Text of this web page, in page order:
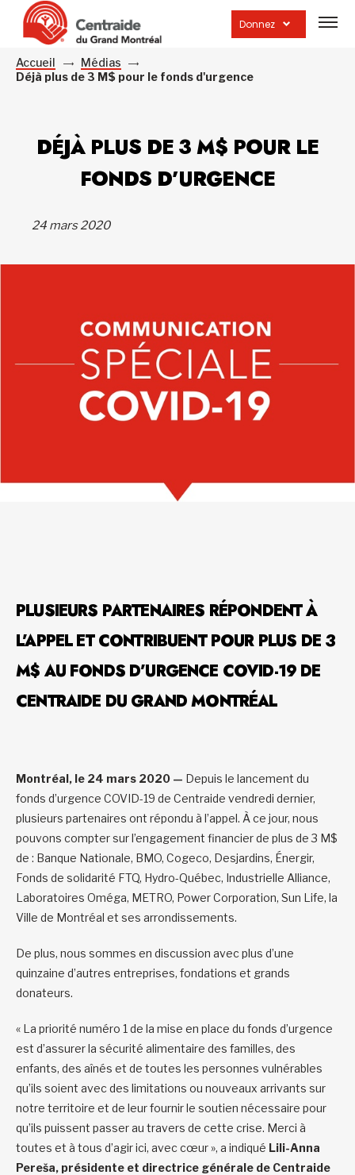
Donnez
la
Accueil
Médias
Déjà plus de 3 M$ pour le fonds d'urgence
DÉJÀ PLUS DE 3 M$ POUR LE
FONDS D’URGENCE
24 mars 2020
PLUSIEURS PARTENAIRES RÉPONDENT À
L’APPEL ET CONTRIBUENT POUR PLUS DE 3
M$ AU FONDS D’URGENCE COVID-19 DE
CENTRAIDE DU GRAND MONTRÉAL
Montréal, le 24 mars 2020 — Depuis le lancement du
fonds d’urgence COVID-19 de Centraide vendredi dernier,
plusieurs partenaires ont répondu à l’appel. À ce jour, nous
pouvons compter sur l’engagement financier de plus de 3 M$
de : Banque Nationale, BMO, Cogeco, Desjardins, Énergir,
Fonds de solidarité FTQ, Hydro-Québec, Industrielle Alliance,
Laboratoires Oméga, METRO, Power Corporation, Sun Life, la
Ville de Montréal et ses arrondissements.
De plus, nous sommes en discussion avec plus d’une
quinzaine d’autres entreprises, fondations et grands
donateurs.
« La priorité numéro 1 de la mise en place du fonds d’urgence
est d’assurer la sécurité alimentaire des familles, des
enfants, des aînés et de toutes les personnes vulnérables
qu’ils soient avec des limitations ou nouveaux arrivants sur
notre territoire et de leur fournir le soutien nécessaire pour
qu’ils puissent passer au travers de cette crise. Merci à
toutes et à tous d’agir ici, avec cœur », a indiqué Lili-Anna
Pereša, présidente et directrice générale de Centraide